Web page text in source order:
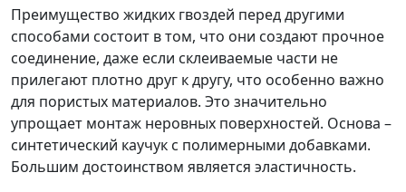
Преимущество жидких гвоздей перед другими
способами состоит в том, что они создают прочное
соединение, даже если склеиваемые части не
прилегают плотно друг к другу, что особенно важно
для пористых материалов. Это значительно
упрощает монтаж неровных поверхностей. Основа –
синтетический каучук с полимерными добавками.
Большим достоинством является эластичность.